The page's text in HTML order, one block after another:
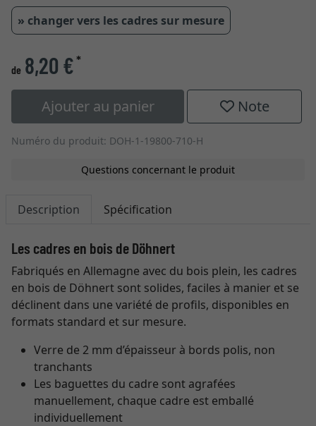
» changer vers les cadres sur mesure
de 8,20 €*
Ajouter au panier Note
Numéro du produit: DOH-1-19800-710-H
Questions concernant le produit
Description Spécification
Les cadres en bois de Döhnert
Fabriqués en Allemagne avec du bois plein, les cadres
en bois de Döhnert sont solides, faciles à manier et se
déclinent dans une variété de profils, disponibles en
formats standard et sur mesure.
Verre de 2 mm d’épaisseur à bords polis, non
tranchants
Les baguettes du cadre sont agrafées
manuellement, chaque cadre est emballé
individuellement